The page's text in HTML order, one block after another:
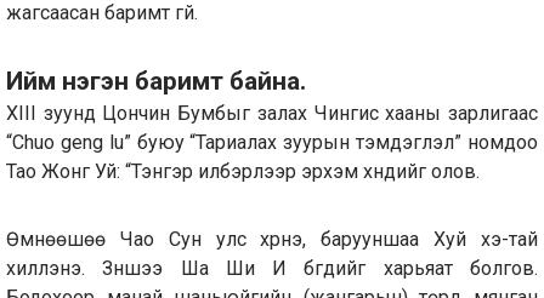
жагсаасан баримт үгүй.
Ийм нэгэн баримт байна.
XIII зуунд Цончин Бумбыг залах Чингис хааны зарлигаас
“Chuo geng lu” буюу “Тариалах зуурын тэмдэглэл” номдоо
Тао Жонг Уй: “Тэнгэр илбэрлээр эрхэм хүндийг олов.
Өмнөөшөө Чао Сун улс хүрнэ, барууншаа Хуй хэ-тай
хиллэнэ. Зүүншээ Ша Ши И бүгдийг харьяат болгов.